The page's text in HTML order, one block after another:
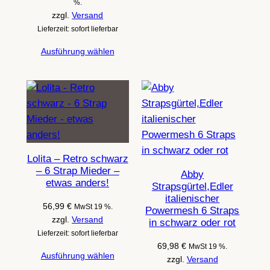
bis
44,99 €
%.
zzgl.Versand
Lieferzeit: sofort lieferbar
Ausführung wählen
Lolita – Retro schwarz
– 6 Strap Mieder –
etwas anders!
56,99 € MwSt 19 %.
zzgl.Versand
Lieferzeit: sofort lieferbar
Ausführung wählen
Abby
Strapsgürtel,Edler
italienischer
Powermesh 6 Straps
in schwarz oder rot
69,98€ MwSt 19 %.
zzgl. Versand